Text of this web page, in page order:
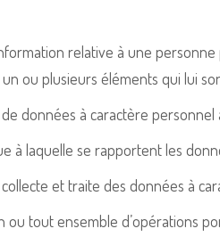
relative à une
ou plusieurs éléments qui lui
données à caractère personnel
à laquelle se rapportent les
collecte et traite des données à
ou tout ensemble d’opérations